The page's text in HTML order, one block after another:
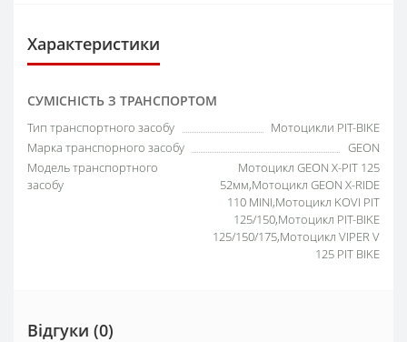
Характеристики
СУМІСНІСТЬ З ТРАНСПОРТОМ
Тип транспортного засобу
Мотоцикли PIT-BIKE
Марка транспорного засобу
GEON
Модель транспортного
засобу
Мотоцикл GEON X-PIT 125
52мм,Мотоцикл GEON X-RIDE
110 MINI,Мотоцикл KOVI PIT
125/150,Мотоцикл PIT-BIKE
125/150/175,Мотоцикл VIPER V
125 PIT BIKE
Відгуки (0)